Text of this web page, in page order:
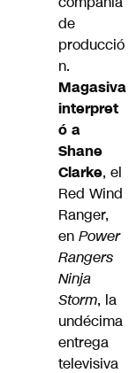
de
producció
n.
Magasiva
interpret
ó a
Shane
Clarke, el
Red Wind
Ranger,
en Power
Rangers
Ninja
Storm, la
undécima
entrega
televisiva